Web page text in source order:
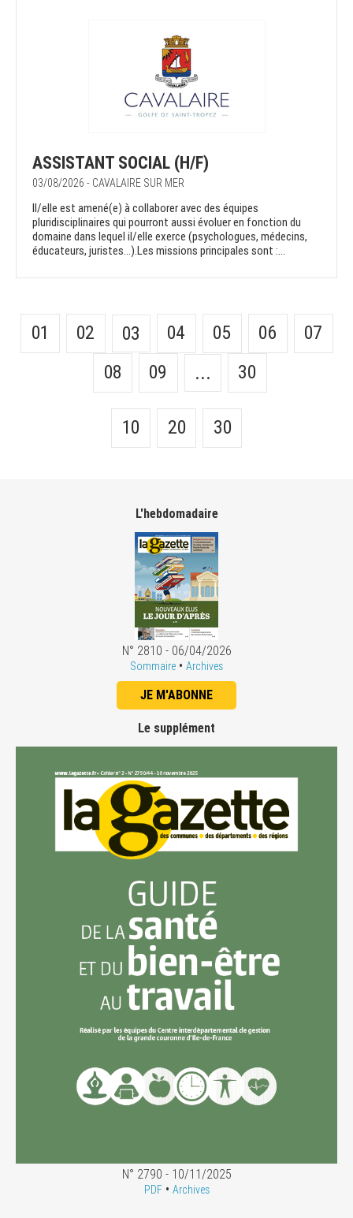
ASSISTANT SOCIAL (H/F)
03/08/2026 - CAVALAIRE SUR MER
Il/elle est amené(e) à collaborer avec des équipes
pluridisciplinaires qui pourront aussi évoluer en fonction du
domaine dans lequel il/elle exerce (psychologues, médecins,
éducateurs, juristes…).Les missions principales sont :...
01 02 03 04 05 06
07
08
09 ... 30
10 20 30
L'hebdomadaire
N° 2810 - 06/04/2026
Sommaire • Archives
JE M'ABONNE
Le supplément
N° 2790 - 10/11/2025
PDF• Archives